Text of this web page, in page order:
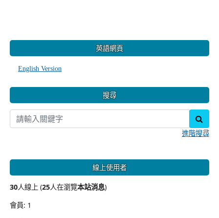
英語網頁
English Version
搜尋
進階搜尋
線上使用者
30人線上 (25人在瀏覽本站消息)
會員: 1